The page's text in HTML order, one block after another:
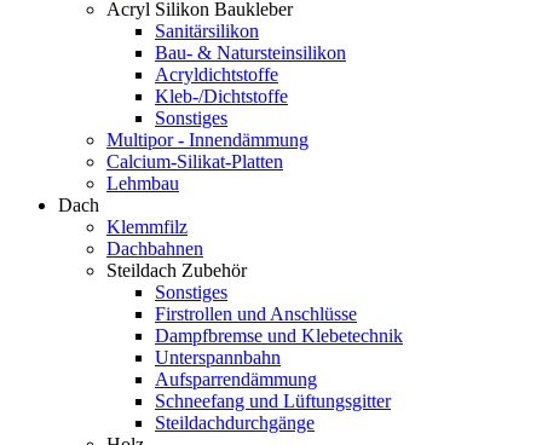
Acryl Silikon Baukleber
Sanitärsilikon
Bau- & Natursteinsilikon
Acryldichtstoffe
Kleb-/Dichtstoffe
Sonstiges
Multipor - Innendämmung
Calcium-Silikat-Platten
Lehmbau
Dach
Klemmfilz
Dachbahnen
Steildach Zubehör
Sonstiges
Firstrollen und Anschlüsse
Dampfbremse und Klebetechnik
Unterspannbahn
Aufsparrendämmung
Schneefang und Lüftungsgitter
Steildachdurchgänge